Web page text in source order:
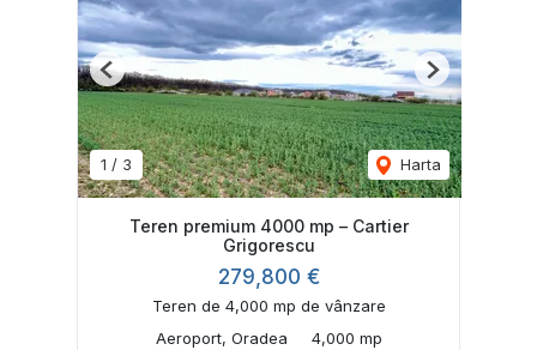
1 / 3 Harta
Previous Next
Teren premium 4000 mp – Cartier
Grigorescu
279,800 €
Teren de 4,000 mp de vânzare
Aeroport, Oradea
4,000 mp